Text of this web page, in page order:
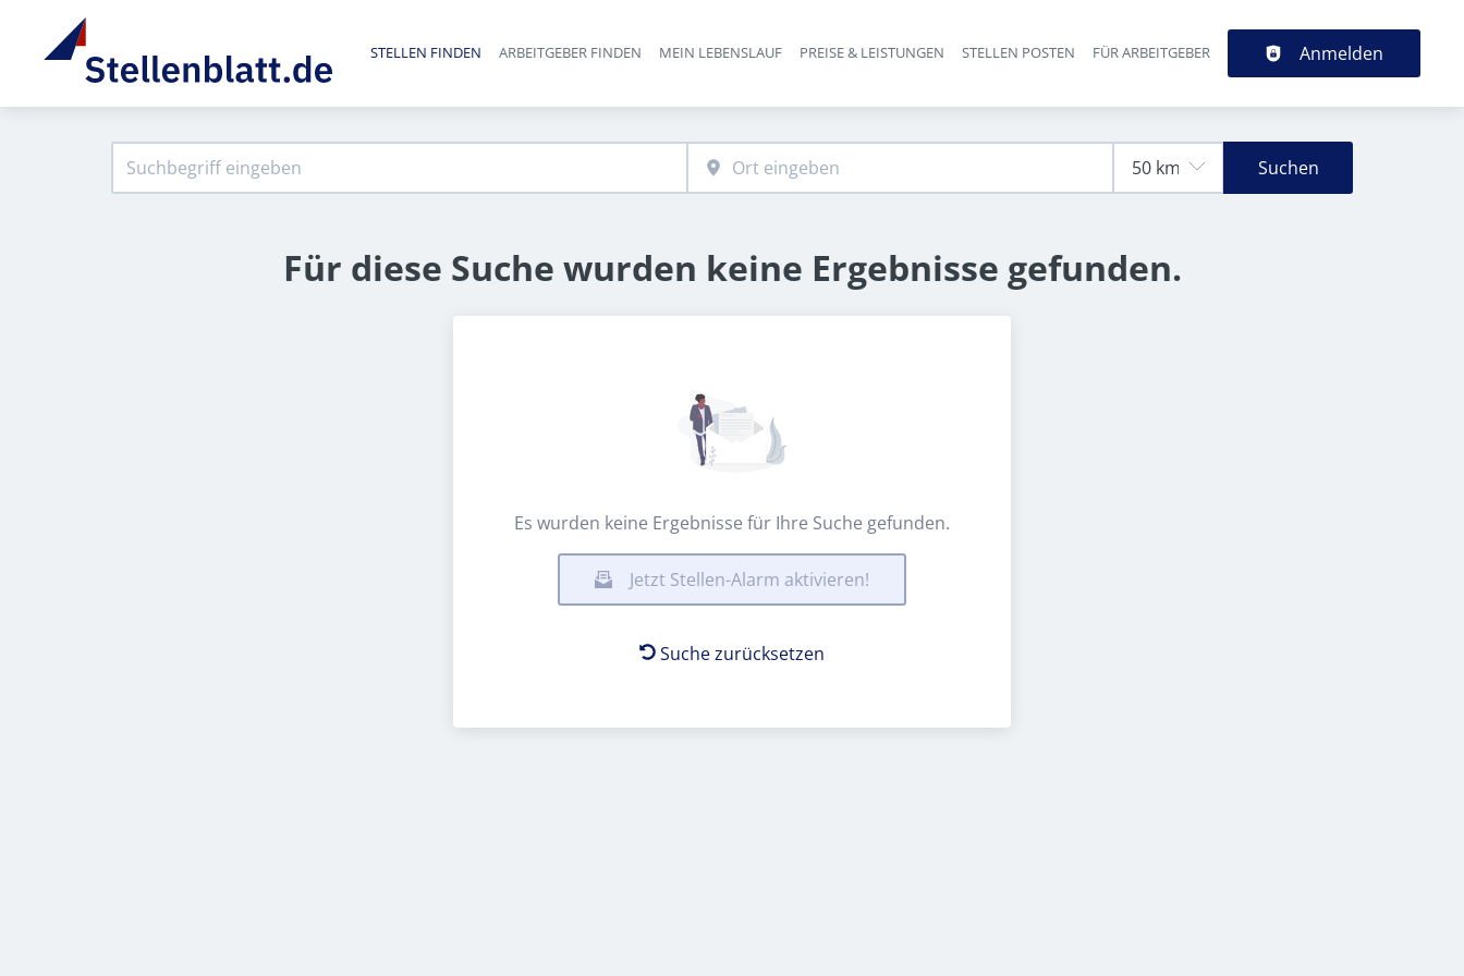
Haupt-Navigation
STELLEN FINDEN ARBEITGEBER FINDEN MEIN LEBENSLAUF PREISE & LEISTUNGEN STELLEN POSTEN FÜR ARBEITGEBER Anmelden
Suchen
Für diese Suche wurden keine Ergebnisse gefunden.
Es wurden keine Ergebnisse für Ihre Suche gefunden.
Jetzt Stellen-Alarm aktivieren!
Suche zurücksetzen